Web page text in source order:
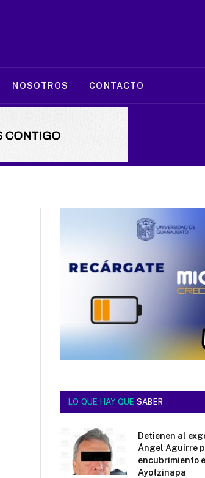
NOSOTROS CONTACTO
LO QUE HAY QUE SABER
Detienen al
Ángel Aguirre
encubrimiento
Ayotzinapa